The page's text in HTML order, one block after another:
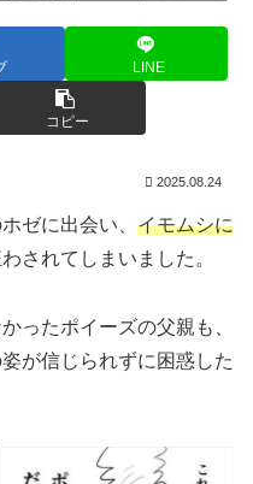
LINE
コピー
2025.08.24
ゼに出会い、 イモムシに
されてしまいました。
ったポイーズの父親も、
が信じられずに困惑した